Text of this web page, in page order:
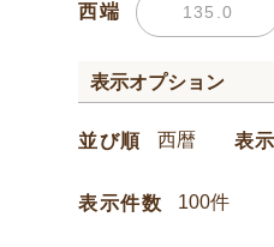
西端
表示オプション
並び順 表
表示件数